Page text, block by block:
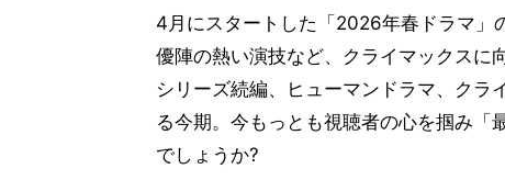
まとめ:クライマックスを迎える春ドラ
4月にスタートした「2026年春ドラマ」
優陣の熱い演技など、クライマックスに
シリーズ続編、ヒューマンドラマ、ク
る今期。今もっとも視聴者の心を掴み「
でしょうか?